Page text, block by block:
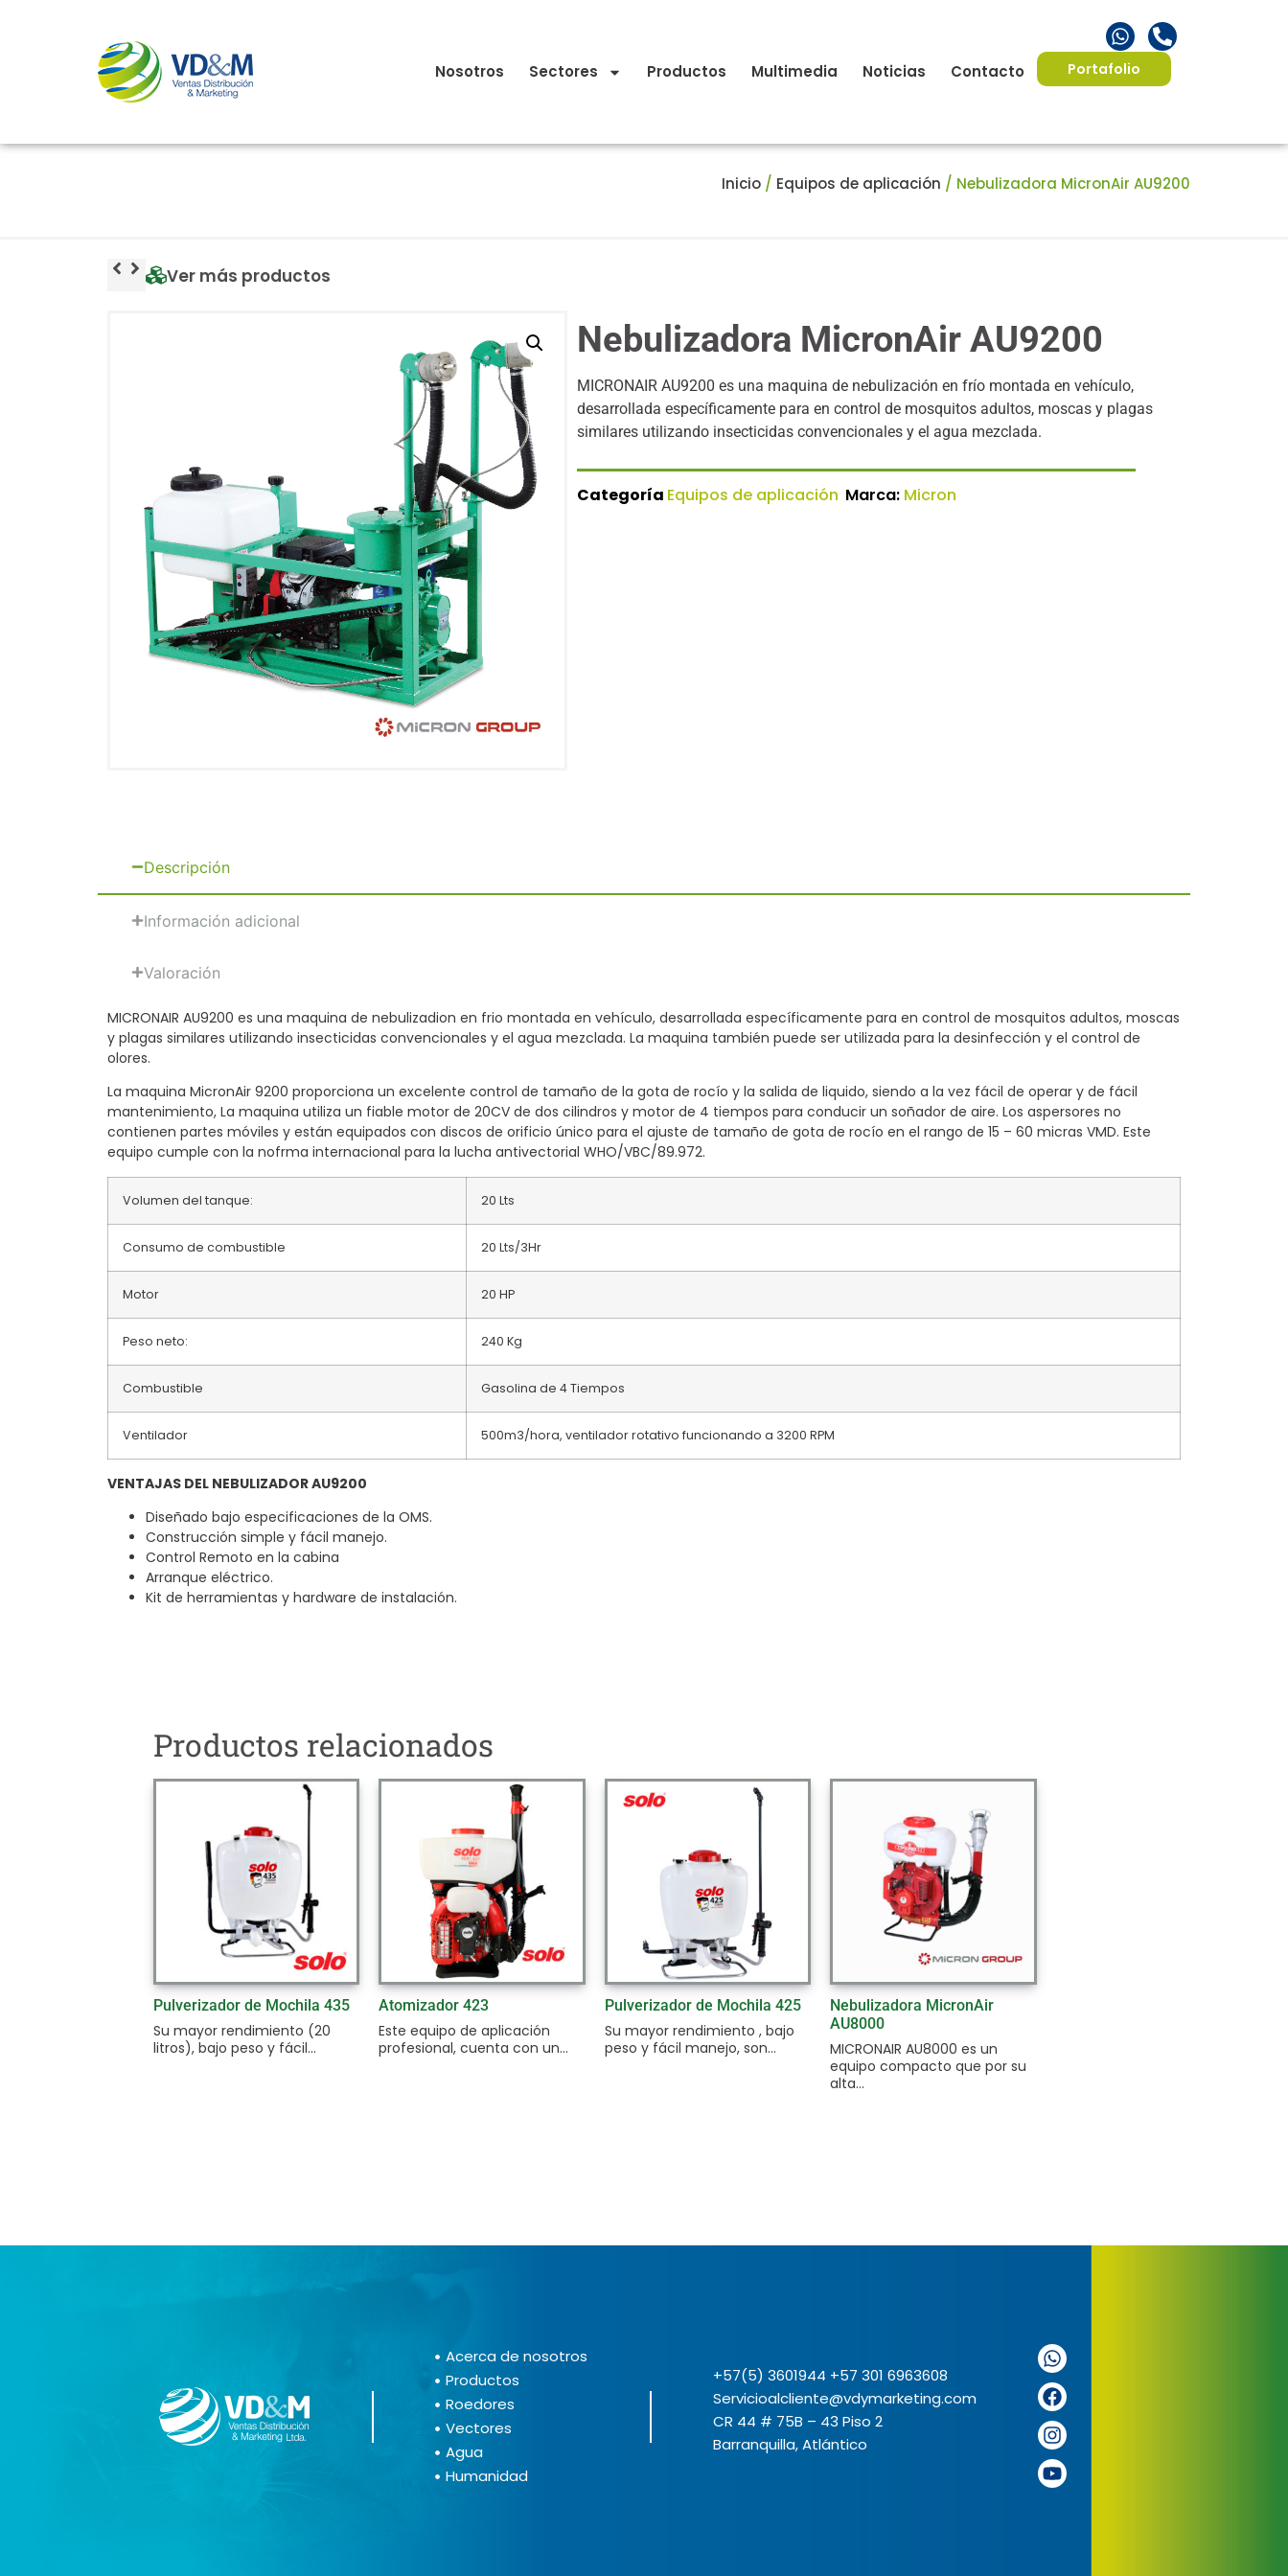
Nosotros Sectores Productos Multimedia Noticias Contacto Portafolio
Inicio / Equipos de aplicación / Nebulizadora MicronAir AU9200
Ver más productos
Nebulizadora MicronAir AU9200
MICRONAIR AU9200 es una maquina de nebulización en frío montada en vehículo,
desarrollada específicamente para en control de mosquitos adultos, moscas y plagas
similares utilizando insecticidas convencionales y el agua mezclada.
Categoría Equipos de aplicación Marca: Micron
Descripción
Información adicional
Valoración
MICRONAIR AU9200 es una maquina de nebulizadion en frio montada en vehículo, desarrollada específicamente para en control de mosquitos adultos, moscas
y plagas similares utilizando insecticidas convencionales y el agua mezclada. La maquina también puede ser utilizada para la desinfección y el control de
olores.
La maquina MicronAir 9200 proporciona un excelente control de tamaño de la gota de rocío y la salida de liquido, siendo a la vez fácil de operar y de fácil
mantenimiento, La maquina utiliza un fiable motor de 20CV de dos cilindros y motor de 4 tiempos para conducir un soñador de aire. Los aspersores no
contienen partes móviles y están equipados con discos de orificio único para el ajuste de tamaño de gota de rocío en el rango de 15 – 60 micras VMD. Este
equipo cumple con la nofrma internacional para la lucha antivectorial WHO/VBC/89.972.
Volumen del tanque: 20 Lts
Consumo de combustible 20 Lts/3Hr
Motor 20 HP
Peso neto: 240 Kg
Combustible Gasolina de 4 Tiempos
Ventilador 500m3/hora, ventilador rotativo funcionando a 3200 RPM
VENTAJAS DEL NEBULIZADOR AU9200
Diseñado bajo especificaciones de la OMS.
Construcción simple y fácil manejo.
Control Remoto en la cabina
Arranque eléctrico.
Kit de herramientas y hardware de instalación.
Productos relacionados
Pulverizador de Mochila 435
Su mayor rendimiento (20
litros), bajo peso y fácil...
Atomizador 423
Este equipo de aplicación
profesional, cuenta con un...
Pulverizador de Mochila 425
Su mayor rendimiento , bajo
peso y fácil manejo, son...
Nebulizadora MicronAir
AU8000
MICRONAIR AU8000 es un
equipo compacto que por su
alta...
Acerca de nosotros
Productos
Roedores
Vectores
Agua
Humanidad
+57(5) 3601944 +57 301 6963608
Servicioalcliente@vdymarketing.com
CR 44 # 75B – 43 Piso 2
Barranquilla, Atlántico